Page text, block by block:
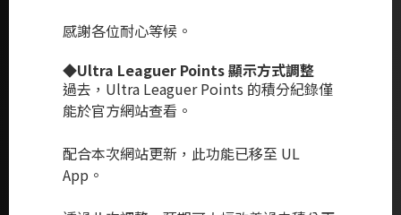
感謝各位耐心等候。
◆Ultra Leaguer Points 顯示方式調整
過去，Ultra Leaguer Points 的積分紀錄僅
能於官方網站查看。
配合本次網站更新，此功能已移至 UL
App。